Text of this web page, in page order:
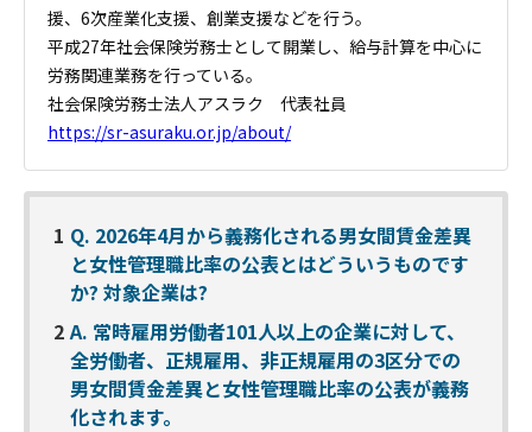
援、6次産業化支援、 創業支援などを行う。
平成27年社会保険労務士として開業し、給与計算を中心に
労務関連業務を行っている。
社会保険労務士法人アスラク 代表社員
https://sr-asuraku.or.jp/about/
1 Q. 2026年4月から義務化される男女間賃金差異
と女性管理職比率の公表とはどういうものです
か? 対象企業は?
2 A. 常時雇用労働者101人以上の企業に対して、
全労働者、正規雇用、非正規雇用の3区分での
男女間賃金差異と女性管理職比率の公表が義務
化されます。